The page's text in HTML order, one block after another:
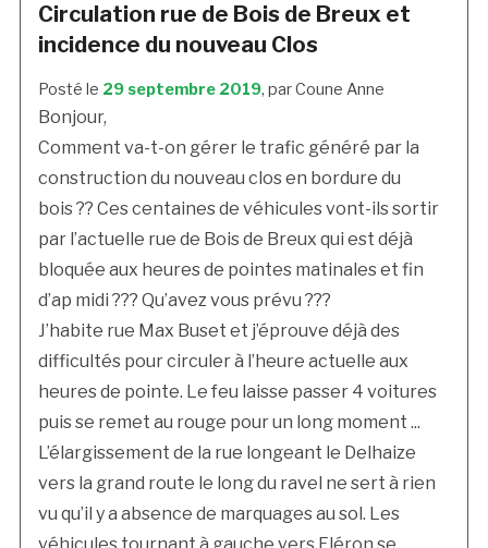
Circulation rue de Bois de Breux et
incidence du nouveau Clos
Posté le 29 septembre 2019, par Coune Anne
Bonjour,
Comment va-t-on gérer le trafic généré par la
construction du nouveau clos en bordure du
bois ?? Ces centaines de véhicules vont-ils sortir
par l’actuelle rue de Bois de Breux qui est déjà
bloquée aux heures de pointes matinales et fin
d’ap midi ??? Qu’avez vous prévu ???
J’habite rue Max Buset et j’éprouve déjà des
difficultés pour circuler à l’heure actuelle aux
heures de pointe. Le feu laisse passer 4 voitures
puis se remet au rouge pour un long moment ...
L’élargissement de la rue longeant le Delhaize
vers la grand route le long du ravel ne sert à rien
vu qu’il y a absence de marquages au sol. Les